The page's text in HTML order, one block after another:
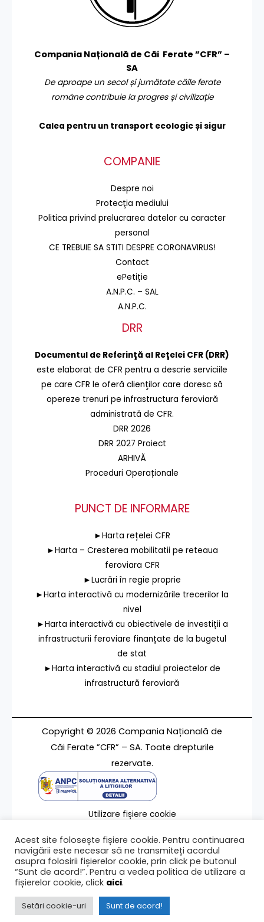
Compania Națională de Căi Ferate ”CFR” –
SA
De aproape un secol și jumătate căile ferate
române contribuie la progres și civilizație
Calea pentru un transport ecologic și sigur
COMPANIE
Despre noi
Protecţia mediului
Politica privind prelucrarea datelor cu caracter
personal
CE TREBUIE SA STITI DESPRE CORONAVIRUS!
Contact
ePetiție
A.N.P.C. – SAL
A.N.P.C.
DRR
Documentul de Referinţă al Reţelei CFR (DRR)
este elaborat de CFR pentru a descrie serviciile
pe care CFR le oferă clienţilor care doresc să
opereze trenuri pe infrastructura feroviară
administrată de CFR.
DRR 2026
DRR 2027 Proiect
ARHIVĂ
Proceduri Operaționale
PUNCT DE INFORMARE
►Harta rețelei CFR
►Harta – Cresterea mobilitatii pe reteaua
feroviara CFR
►Lucrări în regie proprie
►Harta interactivă cu modernizările trecerilor la
nivel
►Harta interactivă cu obiectivele de investiții a
infrastructurii feroviare finanțate de la bugetul
de stat
►Harta interactivă cu stadiul proiectelor de
infrastructură feroviară
Copyright © 2026 Compania Națională de
Căi Ferate ”CFR” – SA. Toate drepturile
rezervate.
Utilizare fișiere cookie
Contact
Ultima modificare a paginii 23/05/2023
Acest site folosește fișiere cookie. Pentru continuarea
navigării este necesar să ne transmiteți acordul
asupra folosirii fișierelor cookie, prin click pe butonul
“Sunt de acord!”. Pentru a vedea politica de utilizare a
fișierelor cookie, click aici.
Setări cookie-uri Sunt de acord!